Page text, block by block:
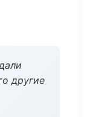
другие